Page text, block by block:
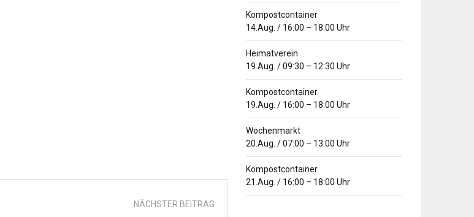
NÄCHSTER BEITRAG
Kompostcontainer
14.Aug. / 16:00 – 18:00 Uhr
Heimatverein
19.Aug. /09:30 – 12:30 Uhr
Kompostcontainer
19.Aug. / 16:00 – 18:00 Uhr
Wochenmarkt
20.Aug. /07:00 – 13:00 Uhr
Kompostcontainer
21.Aug. / 16:00 – 18:00 Uhr